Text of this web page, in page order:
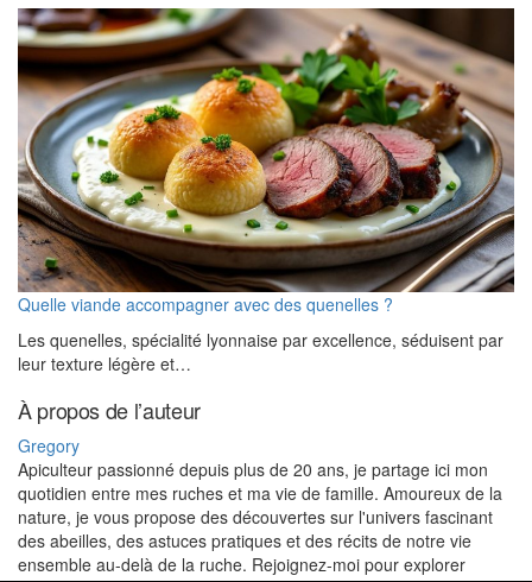
Quelle viande accompagner avec des quenelles ?
Les quenelles, spécialité lyonnaise par excellence, séduisent par
leur texture légère et…
À propos de l’auteur
Gregory
Apiculteur passionné depuis plus de 20 ans, je partage ici mon
quotidien entre mes ruches et ma vie de famille. Amoureux de la
nature, je vous propose des découvertes sur l'univers fascinant
des abeilles, des astuces pratiques et des récits de notre vie
ensemble au-delà de la ruche. Rejoignez-moi pour explorer